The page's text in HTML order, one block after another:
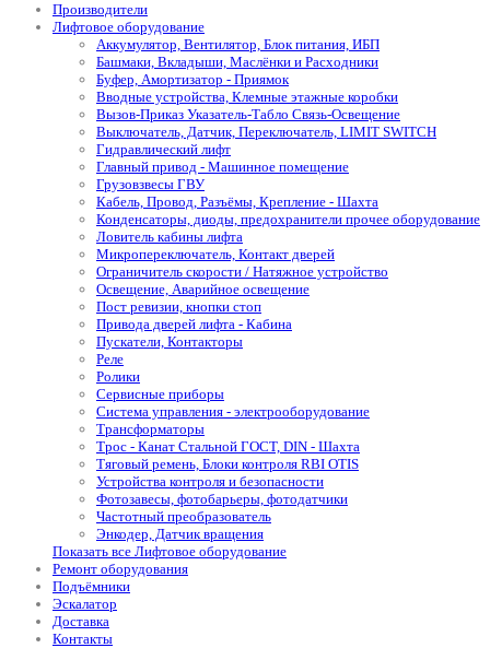
Производители
Лифтовое оборудование
Аккумулятор, Вентилятор, Блок питания, ИБП
Башмаки, Вкладыши, Маслёнки и Расходники
Буфер, Амортизатор - Приямок
Вводные устройства, Клемные этажные коробки
Вызов-Приказ Указатель-Табло Связь-Освещение
Выключатель, Датчик, Переключатель, LIMIT SWITCH
Гидравлический лифт
Главный привод - Машинное помещение
Грузовзвесы ГВУ
Кабель, Провод, Разъёмы, Крепление - Шахта
Конденсаторы, диоды, предохранители прочее оборудование
Ловитель кабины лифта
Микропереключатель, Контакт дверей
Ограничитель скорости / Натяжное устройство
Освещение, Аварийное освещение
Пост ревизии, кнопки стоп
Привода дверей лифта - Кабина
Пускатели, Контакторы
Реле
Ролики
Сервисные приборы
Система управления - электрооборудование
Трансформаторы
Трос - Канат Стальной ГОСТ, DIN - Шахта
Тяговый ремень, Блоки контроля RBI OTIS
Устройства контроля и безопасности
Фотозавесы, фотобарьеры, фотодатчики
Частотный преобразователь
Энкодер, Датчик вращения
Показать все Лифтовое оборудование
Ремонт оборудования
Подъёмники
Эскалатор
Доставка
Контакты